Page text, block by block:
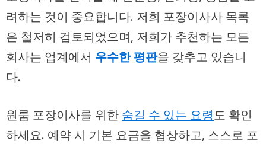
려하는 것이 중요합니다. 저희 포장이사사 목록
은 철저히 검토되었으며, 저희가 추천하는 모든
회사는 업계에서 우수한 평판을 갖추고 있습니
다.
원룸 포장이사를 위한 숨길 수 있는 요령도 확인
하세요. 예약 시 기본 요금을 협상하고, 스스로 포